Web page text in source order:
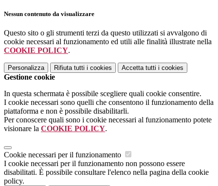
Nessun contenuto da visualizzare
Questo sito o gli strumenti terzi da questo utilizzati si avvalgono di
cookie necessari al funzionamento ed utili alle finalità illustrate nella
COOKIE POLICY.
Personalizza Rifiuta tutti i cookies Accetta tutti i cookies
Gestione cookie
In questa schermata è possibile scegliere quali cookie consentire.
I cookie necessari sono quelli che consentono il funzionamento della
piattaforma e non è possibile disabilitarli.
Per conoscere quali sono i cookie necessari al funzionamento potete
visionare la COOKIE POLICY.
Cookie necessari per il funzionamento
I cookie necessari per il funzionamento non possono essere
disabilitati. È possibile consultare l'elenco nella pagina della cookie
policy.